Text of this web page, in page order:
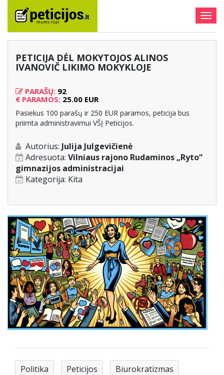
PETICIJA DĖL MOKYTOJOS ALINOS
IVANOVIČ LIKIMO MOKYKLOJE
PARAŠŲ: 92
€ PARAMOS: 25.00 EUR
Pasiekus 100 parašų ir 250 EUR paramos, peticija bus
priimta administravimui VŠĮ Peticijos.
Autorius: Julija Julgevičienė
Adresuota: Vilniaus rajono Rudaminos „Ryto“
gimnazijos administracijai
Kategorija: Kita
Politika Peticijos Biurokratizmas